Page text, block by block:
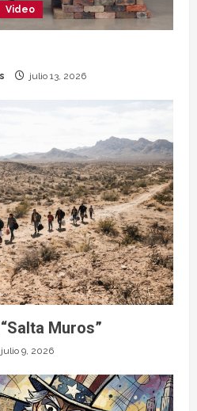
Video
julio 13, 2026
Muros”
julio 9, 2026